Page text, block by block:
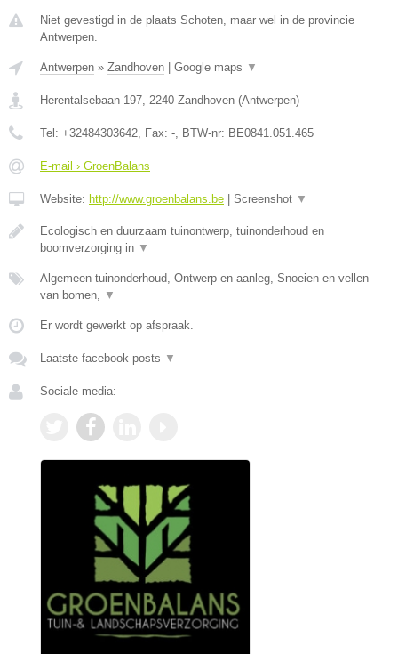
Niet gevestigd in de plaats Schoten, maar wel in de provincie
Antwerpen.
Antwerpen » Zandhoven Google maps ▼
Herentalsebaan 197, 2240 Zandhoven (Antwerpen)
Tel: +32484303642, Fax: -, BTW-nr: BE0841.051.465
E-mail › GroenBalans
Website: http://www.groenbalans.be Screenshot ▼
Ecologisch en duurzaam tuinontwerp, tuinonderhoud en
boomverzorging in ▼
Algemeen tuinonderhoud, Ontwerp en aanleg, Snoeien en vellen
van bomen, ▼
Er wordt gewerkt op afspraak.
Laatste facebook posts ▼
Sociale media: